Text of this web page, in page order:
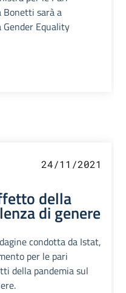
Bonetti sarà a
Equality
24/11/2021
della
di genere
condotta da Istat,
per le pari
della pandemia sul